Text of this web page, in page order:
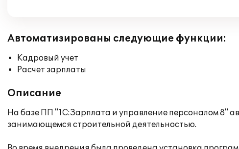
Автоматизированы следующие функции:
Кадровый учет
Расчет зарплаты
Описание
На базе ПП "1С:Зарплата и управление персоналом 8"
занимающемся строительной деятельностью.